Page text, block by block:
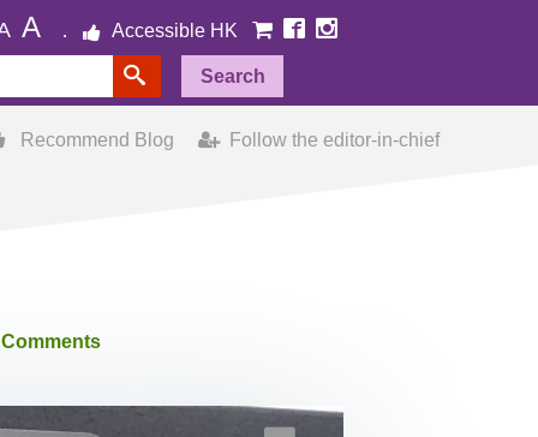
A Accessible HK
Search
Follow the editor-in-chief
Recommend Blog